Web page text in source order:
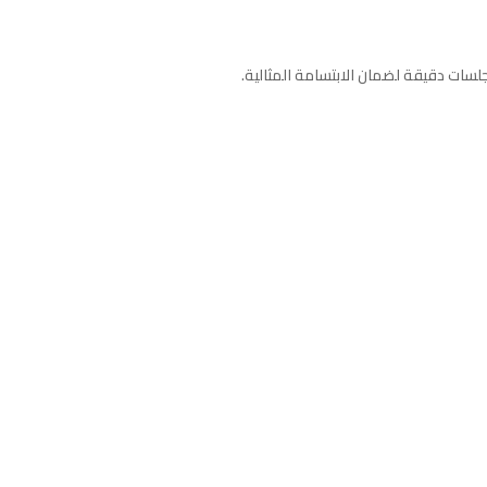
دقيقة لضمان الابتسامة المثالية.